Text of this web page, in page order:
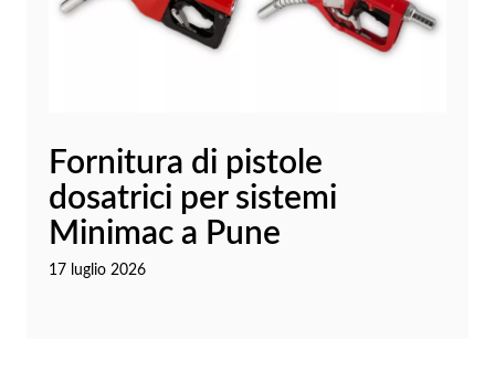
Fornitura di pistole
dosatrici per sistemi
Minimac a Pune
17 luglio 2026